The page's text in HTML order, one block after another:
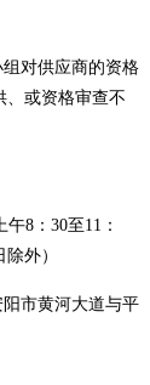
组对供应商的资格
、或资格审查不
午8：30至11：
外）
阳市黄河大道与平